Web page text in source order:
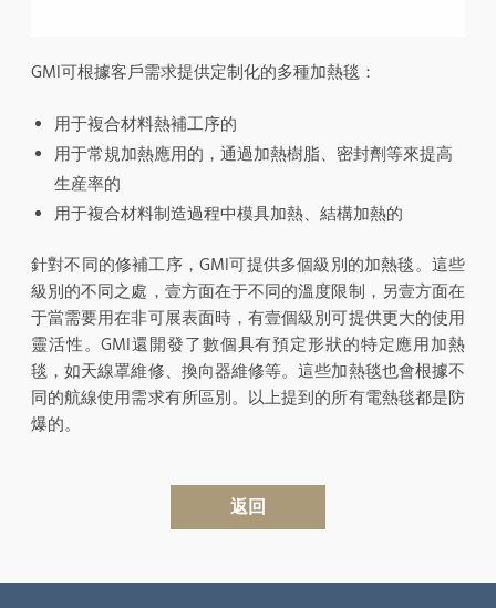
GMI可根據客戶需求提供定制化的多種加熱毯：
用于複合材料熱補工序的
用于常規加熱應用的，通過加熱樹脂、密封劑等來提高
生産率的
用于複合材料制造過程中模具加熱、結構加熱的
針對不同的修補工序，GMI可提供多個級別的加熱毯。這些
級別的不同之處，壹方面在于不同的溫度限制，另壹方面在
于當需要用在非可展表面時，有壹個級別可提供更大的使用
靈活性。GMI還開發了數個具有預定形狀的特定應用加熱
毯，如天線罩維修、換向器維修等。這些加熱毯也會根據不
同的航線使用需求有所區別。以上提到的所有電熱毯都是防
爆的。
返回